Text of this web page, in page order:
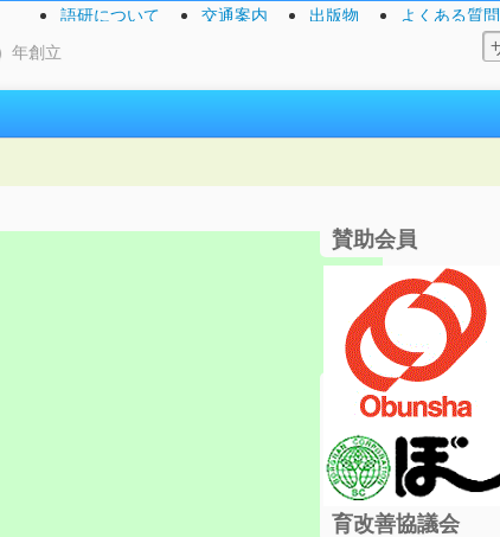
年創立
語研について 交通案内 出版物 よくある質問
賛助会員
育改善協議会